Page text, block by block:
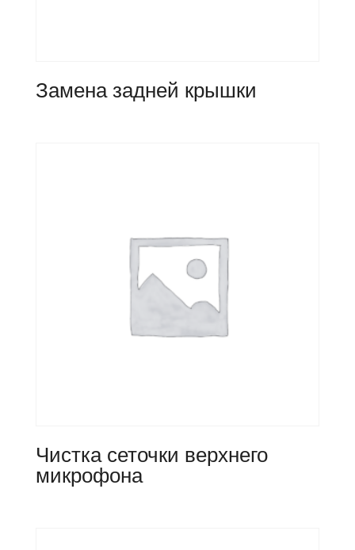
Замена задней крышки
Чистка сеточки верхнего
микрофона